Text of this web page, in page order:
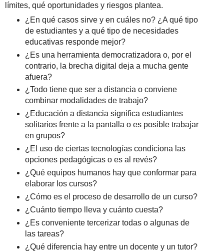
límites, qué oportunidades y riesgos plantea.
¿En qué casos sirve y en cuáles no? ¿A qué tipo
de estudiantes y a qué tipo de necesidades
educativas responde mejor?
¿Es una herramienta democratizadora o, por el
contrario, la brecha digital deja a mucha gente
afuera?
¿Todo tiene que ser a distancia o conviene
combinar modalidades de trabajo?
¿Educación a distancia significa estudiantes
solitarios frente a la pantalla o es posible trabajar
en grupos?
¿El uso de ciertas tecnologías condiciona las
opciones pedagógicas o es al revés?
¿Qué equipos humanos hay que conformar para
elaborar los cursos?
¿Cómo es el proceso de desarrollo de un curso?
¿Cuánto tiempo lleva y cuánto cuesta?
¿Es conveniente tercerizar todas o algunas de
las tareas?
¿Qué diferencia hay entre un docente y un tutor?